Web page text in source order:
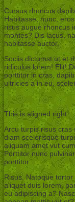
Cursus rhoncus
Habitasse, nunc,
risus augue rhoncus
montes? Dis lacus,
habitasse auctor.
Sociis dictumst ut et
ridiculus lorem! Elit!
porttitor in cras,
ultricies a in eu,
This is aligned right
Arcu turpis risus
diam scelerisque
aliquam amet vut
Porttitor nunc
porttitor.
Risus. Natoque
aliquet duis lorem,
eu adipiscing a?